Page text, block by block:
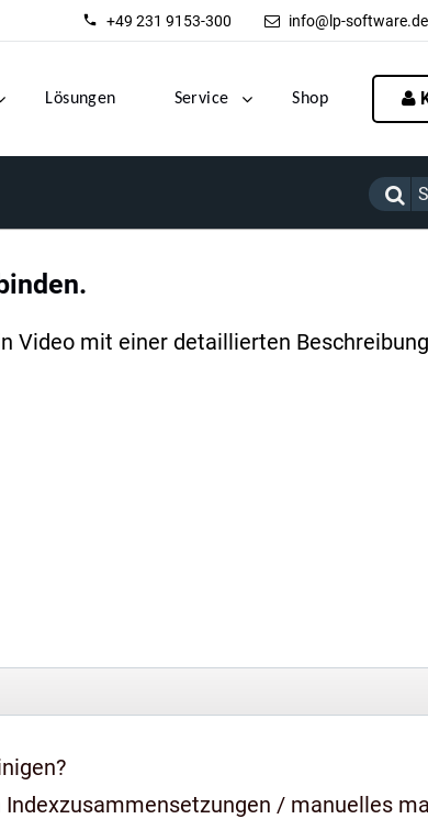
+49 231 9153-300 info@lp-software.de
Lösungen Service Shop
Video mit einer detaillierten
/ manuelles